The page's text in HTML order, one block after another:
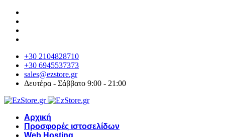
+30 2104828710
+30 6945537373
sales@ezstore.gr
Δευτέρα - Σάββατο 9:00 - 21:00
Αρχική
Προσφορές ιστοσελίδων
Web Hosting